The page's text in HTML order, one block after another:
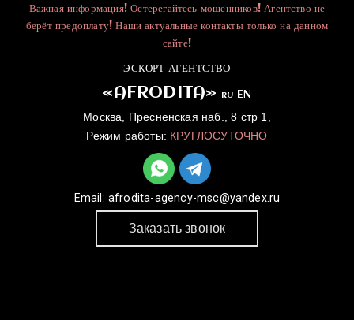
Важная информация! Остерегайтесь мошенников! Агентство не
берёт предоплату! Наши актуальные контакты только на данном
сайте!
ЭСКОРТ АГЕНТСТВО
«AFRODITA» RU EN
Москва, Пресненская наб., 8 стр 1,
Режим работы: КРУГЛОСУТОЧНО
Email: afrodita-agency-msc@yandex.ru
Заказать звонок